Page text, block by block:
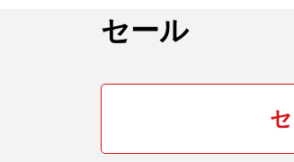
純正オプション品の
セール